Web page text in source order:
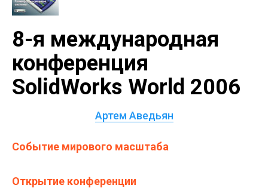
8-я международная
конференция
SolidWorks World 2006
Артем Аведьян
Событие мирового масштаба
Открытие конференции